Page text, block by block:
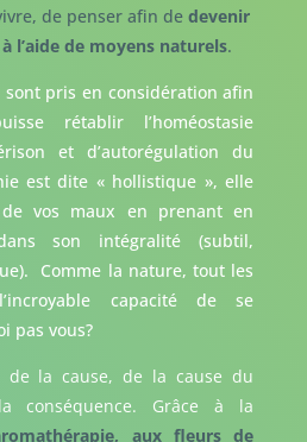
de penser afin de devenir
l’aide de moyens naturels.
pris en considération afin
rétablir l’homéostasie
et d’autorégulation du
est dite « hollistique », elle
vos maux en prenant en
son intégralité (subtil,
Comme la nature, tout les
capacité de se
pas vous?
de la cause, de la cause du
conséquence. Grâce à la
aux fleurs de